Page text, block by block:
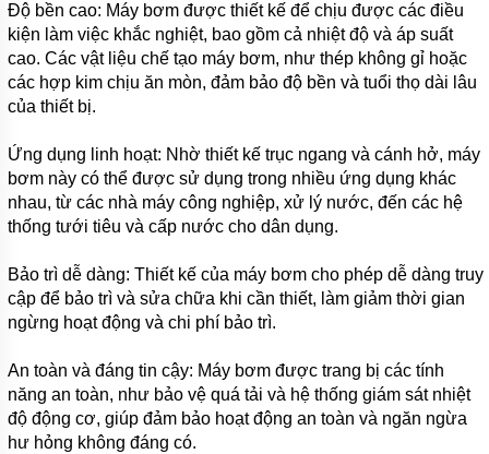
Độ bền cao: Máy bơm được thiết kế để chịu được các điều
kiện làm việc khắc nghiệt, bao gồm cả nhiệt độ và áp suất
cao. Các vật liệu chế tạo máy bơm, như thép không gỉ hoặc
các hợp kim chịu ăn mòn, đảm bảo độ bền và tuổi thọ dài lâu
của thiết bị.
Ứng dụng linh hoạt: Nhờ thiết kế trục ngang và cánh hở, máy
bơm này có thể được sử dụng trong nhiều ứng dụng khác
nhau, từ các nhà máy công nghiệp, xử lý nước, đến các hệ
thống tưới tiêu và cấp nước cho dân dụng.
Bảo trì dễ dàng: Thiết kế của máy bơm cho phép dễ dàng truy
cập để bảo trì và sửa chữa khi cần thiết, làm giảm thời gian
ngừng hoạt động và chi phí bảo trì.
An toàn và đáng tin cậy: Máy bơm được trang bị các tính
năng an toàn, như bảo vệ quá tải và hệ thống giám sát nhiệt
độ động cơ, giúp đảm bảo hoạt động an toàn và ngăn ngừa
hư hỏng không đáng có.